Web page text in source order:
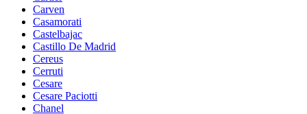
Carven
Casamorati
Castelbajac
Castillo De Madrid
Cereus
Cerruti
Cesare
Cesare Paciotti
Chanel